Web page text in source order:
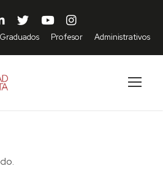
herramientas
Graduados Profesor Administrativos